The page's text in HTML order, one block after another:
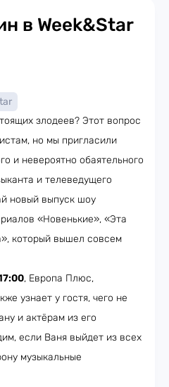
в Week&Star
злодеев? Этот вопрос
но мы пригласили
и невероятно обаятельного
и телеведущего
новый выпуск шоу
«Новенькие», «Эта
который вышел совсем
, Европа Плюс,
узнает у гостя, чего не
и актёрам из его
если Ваня выйдет из всех
музыкальные